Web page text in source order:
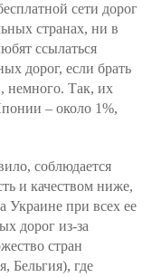
сети дорог
странах, ни в
ссылаться
дорог, если брать
немного. Так, их
– около 1%,
соблюдается
и качеством ниже,
Украине при всех ее
дорог из-за
стран
Бельгия), где